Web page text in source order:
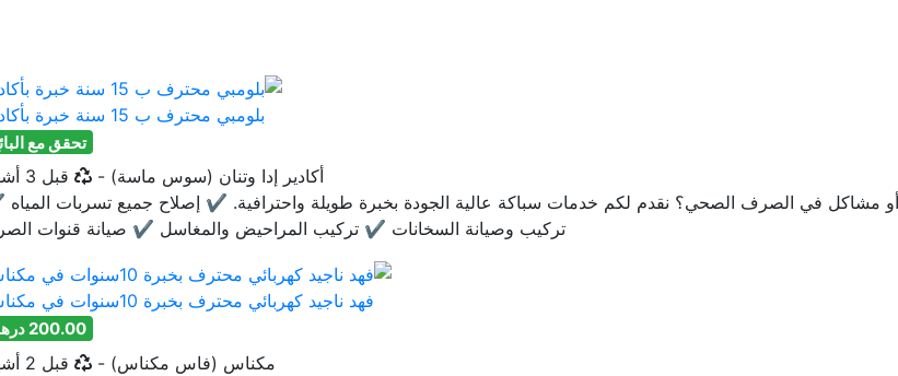
بلومبي محترف ب 15 سنة خبرة بأكادير
تحقق مع
أكادير إدا وتنان (سوس ماسة) - أخر تحديث
قبل 3 أشهر
تسربات المياه أو مشاكل في الصرف الصحي؟ نقدم لكم خدمات سباكة عالية الجودة بخبرة طويلة واحترافية. ✔️ إصلاح جميع تسربات
تركيب وصيانة السخانات ✔️ تركيب المراحيض والمغاسل ✔️ صيانة قنوات
فهد ناجيد كهربائي محترف بخبرة 10سنوات في مكناس
200.00 درهم
مكناس (فاس مكناس) - أخر تحديث
قبل 2 أشهر